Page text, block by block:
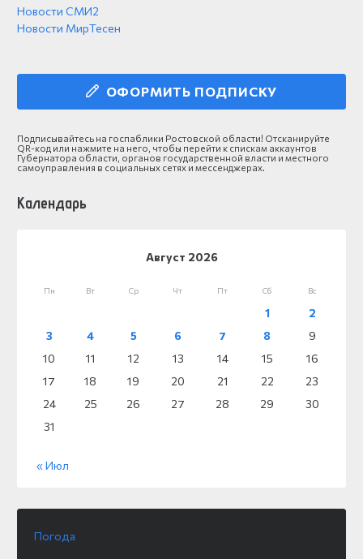
Новости СМИ2
Новости МирТесен
ОФОРМИТЬ ПОДПИСКУ
Подписывайтесь на госпаблики Ростовской области! Отсканируйте
QR-код или нажмите на него, чтобы перейти к спискам аккаунтов
Губернатора области, органов государственной власти и местного
самоуправления в социальных сетях и мессенджерах.
Календарь
Август 2026
Пн Вт Ср Чт Пт Сб Вс
1
2
3
4 5 6 7 8
9
10
11 12 13 14 15
16
17
18 19 20 21 22
23
24
25 26 27 28 29
30
31
« Июл
Погода